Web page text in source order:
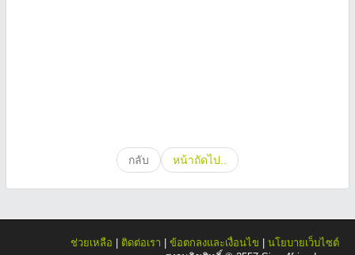
กลับ หน้าถัดไป..
ช่วยเหลือ ติดต่อเรา ข้อตกลงและเงื่อนไข
นโยบายเว็บไซต์